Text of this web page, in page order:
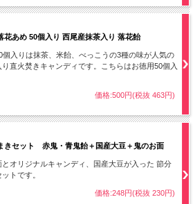
花あめ 50個入り 西尾産抹茶入り 落花飴
個入りは抹茶、米飴、べっこうの3種の味が人気の
り直火焚きキャンディです。こちらはお徳用50個入
価格:500円(税抜 463円)
きセット 赤鬼・青鬼飴＋国産大豆＋鬼のお面
とオリジナルキャンディ、国産大豆が入った 節分
トです。
価格:248円(税抜 230円)